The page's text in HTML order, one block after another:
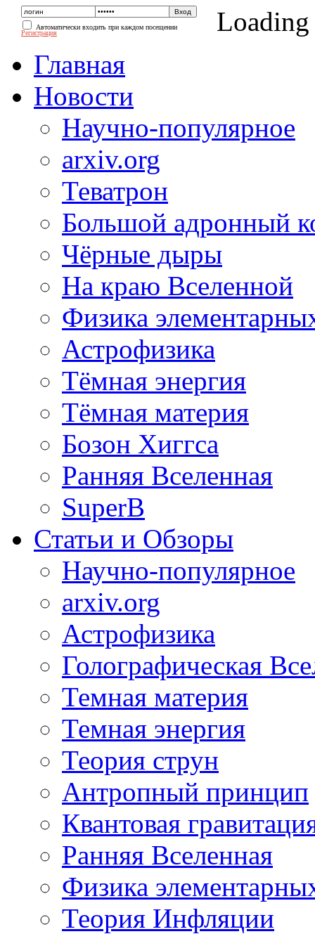
Автоматически входить при каждом посещении
Регистрация
Loading
Главная
Новости
Научно-популярное
arxiv.org
Теватрон
Большой адронный
Чёрные дыры
На краю Вселенной
Физика
Астрофизика
Тёмная энергия
Тёмная материя
Бозон Хиггса
Ранняя Вселенная
SuperB
Статьи и Обзоры
Научно-популярное
arxiv.org
Астрофизика
Голографическая
Темная материя
Темная энергия
Теория струн
Антропный принцип
Квантовая
Ранняя Вселенная
Физика
Теория Инфляции